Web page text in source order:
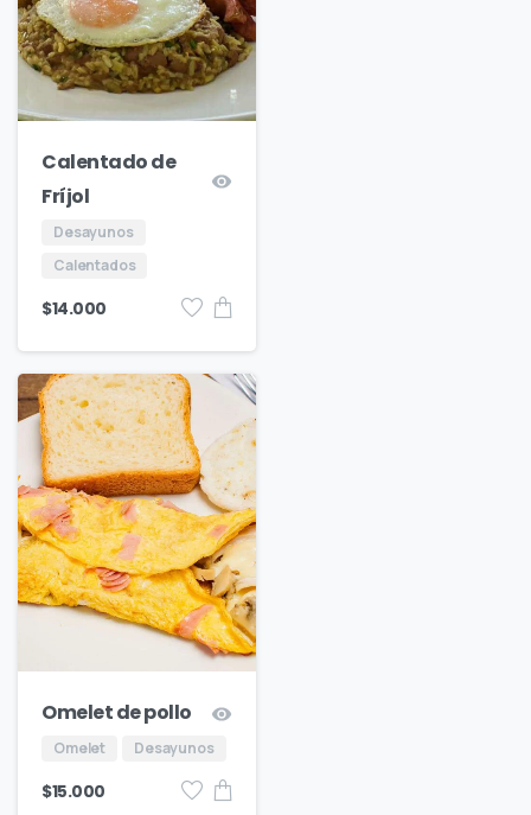
Calentado de
Fríjol
Desayunos
Calentados
$14.000
Omelet de pollo
Omelet Desayunos
$15.000